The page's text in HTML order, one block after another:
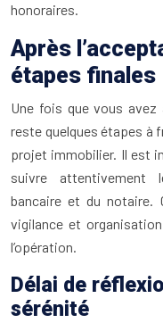
honoraires.
Après
étapes finales
Une fois que vous
reste quelques étapes à
projet immobilier. Il est
suivre attentivement
bancaire et du notaire.
vigilance et
l’opération.
Délai de
sérénité